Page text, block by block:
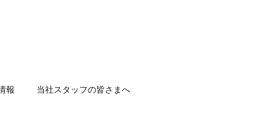
報 当社スタッフの皆さまへ